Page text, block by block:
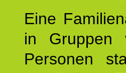
Eine
in Gruppen
Personen